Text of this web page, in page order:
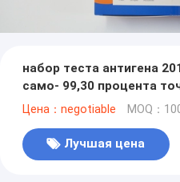
набор теста антигена
само- 99,30 процента
Цена：negotiable MOQ：
Лучшая цена